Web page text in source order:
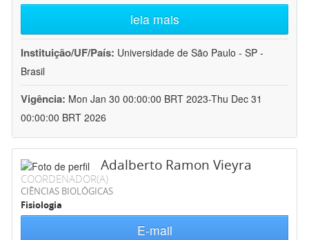
leia mais
Instituição/UF/País: Universidade de São Paulo - SP -
Brasil
Vigência: Mon Jan 30 00:00:00 BRT 2023-Thu Dec 31
00:00:00 BRT 2026
Adalberto Ramon Vieyra
COORDENADOR(A)
CIÊNCIAS BIOLÓGICAS
Fisiologia
E-mail